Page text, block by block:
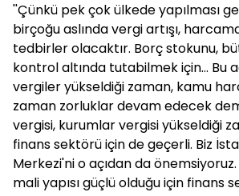
''Çünkü pek çok ülkede yapılması
birçoğu aslında vergi artışı,
tedbirler olacaktır. Borç stokunu,
kontrol altında tutabilmek için... Bu
vergiler yükseldiği zaman, kamu
zaman zorluklar devam edecek
vergisi, kurumlar vergisi yükseldiği
finans sektörü için de geçerli. Biz
Merkezi'ni o açıdan da
mali yapısı güçlü olduğu için finans